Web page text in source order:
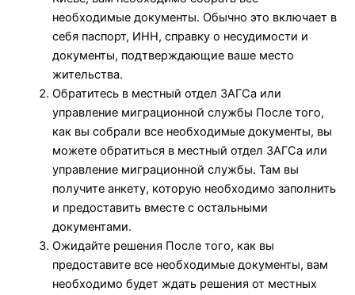
необходимые документы. Обычно это включает в
себя паспорт, ИНН, справку о несудимости и
документы, подтверждающие ваше место
жительства.
Обратитесь в местный отдел ЗАГСа или
управление миграционной службы После того,
как вы собрали все необходимые документы, вы
можете обратиться в местный отдел ЗАГСа или
управление миграционной службы. Там вы
получите анкету, которую необходимо заполнить
и предоставить вместе с остальными
документами.
Ожидайте решения После того, как вы
предоставите все необходимые документы, вам
необходимо будет ждать решения от местных